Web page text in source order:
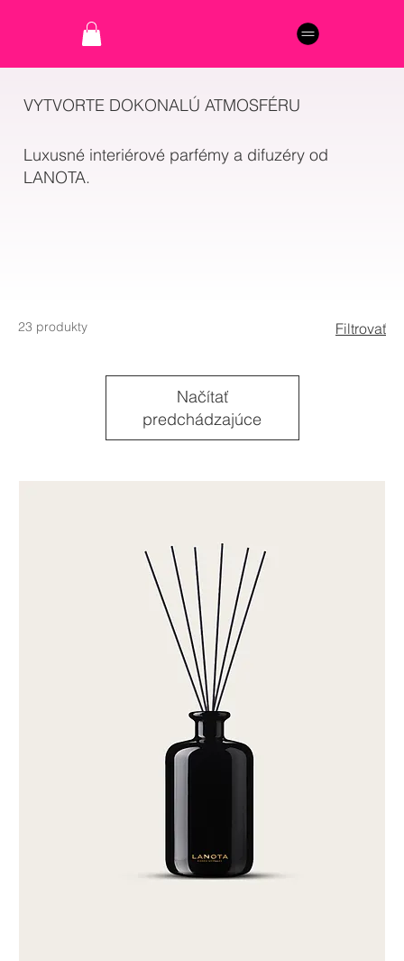
VYTVORTE DOKONALÚ ATMOSFÉRU
Luxusné interiérové parfémy a difuzéry od
LANOTA.
23 produkty Filtrovať
Načítať
predchádzajúce